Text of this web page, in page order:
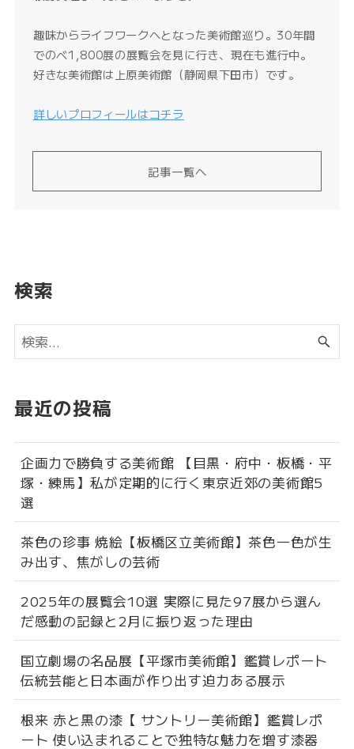
趣味からライフワークへとなった美術館巡り。30年間
でのべ1,800展の展覧会を見に行き、現在も進行中。
好きな美術館は上原美術館（静岡県下田市）です。
詳しいプロフィールはコチラ
記事一覧へ
検索
最近の投稿
企画力で勝負する美術館 【目黒・府中・板橋・平
塚・練馬】私が定期的に行く東京近郊の美術館5
選
茶色の珍事 焼絵【板橋区立美術館】茶色一色が生
み出す、焦がしの芸術
2025年の展覧会10選 実際に見た97展から選ん
だ感動の記録と2月に振り返った理由
国立劇場の名品展【平塚市美術館】鑑賞レポート
伝統芸能と日本画が作り出す迫力ある展示
根来 赤と黒の漆【 サントリー美術館】鑑賞レポ
ート 使い込まれることで独特な魅力を増す漆器